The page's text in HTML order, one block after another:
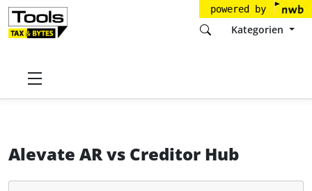
powered by
Kategorien
Startseite
Alevate ARvs Creditor Hub